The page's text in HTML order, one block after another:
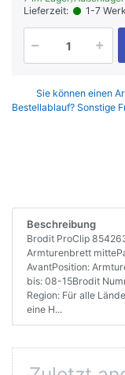
Lieferzeit:
1-7
Sie können einen
Bestellablauf? Sonstige
Beschreibung
Brodit ProClip
Armturenbrett
AvantPosition:
bis: 08-15Brodit
Region: Für alle
eine H...